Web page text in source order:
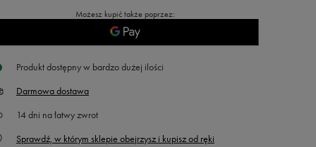
Możesz kupić także poprzez:
Produkt dostępny w bardzo dużej ilości
Darmowa dostawa
14dni na łatwy zwrot
Sprawdź, w którym sklepie obejrzysz i kupisz od ręki